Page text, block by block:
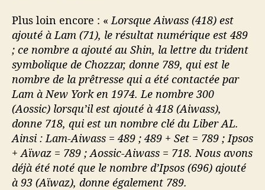
Plus loin encore : « Lorsque Aiwass (418) est
ajouté à Lam (71), le résultat numérique est 489
; ce nombre a ajouté au Shin, la lettre du trident
symbolique de Chozzar, donne 789, qui est le
nombre de la prêtresse qui a été contactée par
Lam à New York en 1974. Le nombre 300
(Aossic) lorsqu’il est ajouté à 418 (Aiwass),
donne 718, qui est un nombre clé du Liber AL.
Ainsi : Lam-Aiwass = 489 ; 489 + Set = 789 ; Ipsos
+ Aïwaz = 789 ; Aossic-Aiwass = 718. Nous avons
déjà été noté que le nombre d’Ipsos (696) ajouté
à 93 (Aïwaz), donne également 789.